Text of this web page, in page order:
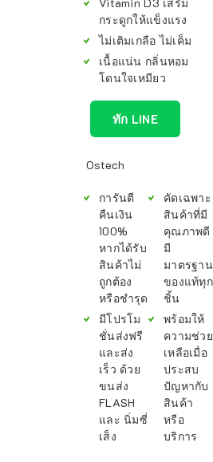
กระดูกให้แข็งแรง
ไม่เติมเกลือ ไม่เค็ม
เนื้อแน่น กลิ่นหอม
โดนใจเหมียว
ทัก LINE
Ostech
การันตี
คืนเงิน
100%
หากได้รับ
สินค้าไม่
ถูกต้อง
หรือชำรุด
มีโปรโม
ชั่นส่งฟรี
และส่ง
เร็ว ด้วย
ขนส่ง
FLASH
และ นิ่มซี่
เส็ง
คัดเฉพาะ
สินค้าที่มี
คุณภาพดี
มี
มาตรฐาน
ของแท้ทุก
ชิ้น
พร้อมให้
ความช่วย
เหลือเมื่อ
ประสบ
ปัญหากับ
สินค้า
หรือ
บริการ